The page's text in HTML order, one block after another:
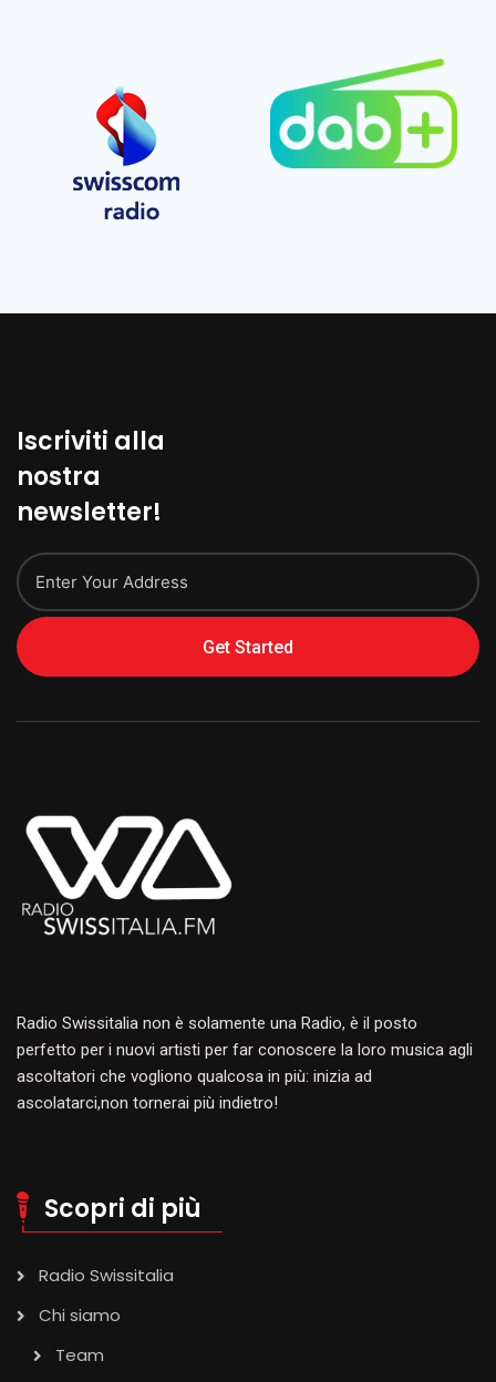
Iscriviti alla
nostra
newsletter!
Get Started
Radio Swissitalia non è solamente una Radio, è il posto
perfetto per i nuovi artisti per far conoscere la loro musica agli
ascoltatori che vogliono qualcosa in più: inizia ad
ascolatarci,non tornerai più indietro!
Scopri di più
Radio Swissitalia
Chi siamo
Team